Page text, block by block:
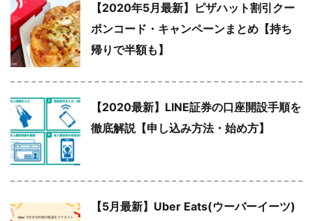
【2020年5月最新】ピザハット割引クー
ポンコード・キャンペーンまとめ【持ち
帰りで半額も】
【2020最新】LINE証券の口座開設手順を
徹底解説【申し込み方法・始め方】
【5月最新】Uber Eats(ウーバーイーツ)